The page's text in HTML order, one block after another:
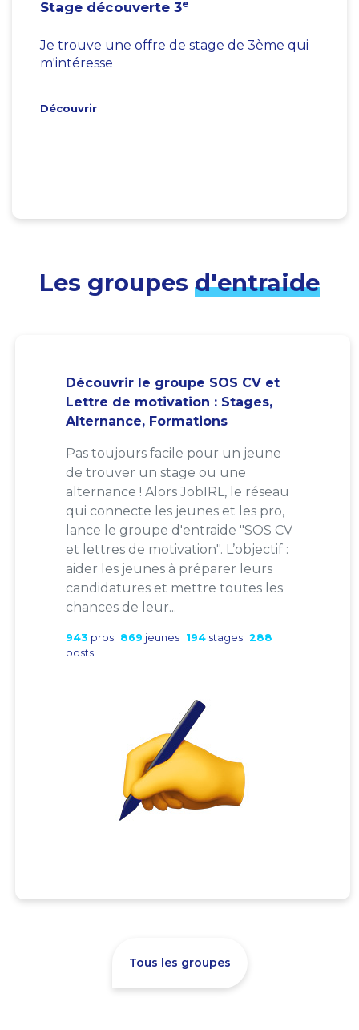
Stage découverte 3e
Je trouve une offre de stage de 3ème qui
m'intéresse
Découvrir
Les groupes d'entraide
Découvrir le groupe SOS CV et
Lettre de motivation : Stages,
Alternance, Formations
Pas toujours facile pour un jeune
de trouver un stage ou une
alternance ! Alors JobIRL, le réseau
qui connecte les jeunes et les pro,
lance le groupe d'entraide "SOS CV
et lettres de motivation". L’objectif :
aider les jeunes à préparer leurs
candidatures et mettre toutes les
chances de leur...
943 pros 869 jeunes 194 stages 288
posts
Tous les groupes